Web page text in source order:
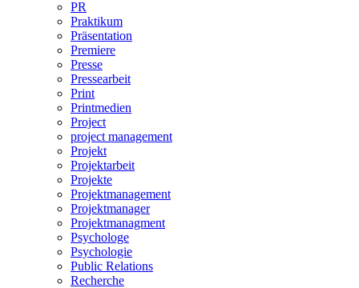
PR
Praktikum
Präsentation
Premiere
Presse
Pressearbeit
Print
Printmedien
Project
project management
Projekt
Projektarbeit
Projekte
Projektmanagement
Projektmanager
Projektmanagment
Psychologe
Psychologie
Public Relations
Recherche